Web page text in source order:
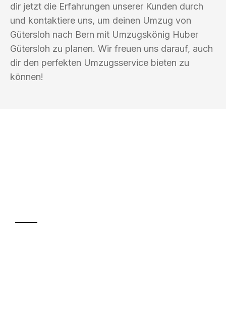
dir jetzt die Erfahrungen unserer Kunden durch
und kontaktiere uns, um deinen Umzug von
Gütersloh nach Bern mit Umzugskönig Huber
Gütersloh zu planen. Wir freuen uns darauf, auch
dir den perfekten Umzugsservice bieten zu
können!